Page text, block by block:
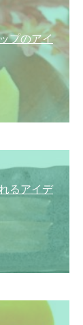
プのアイ
るアイデ